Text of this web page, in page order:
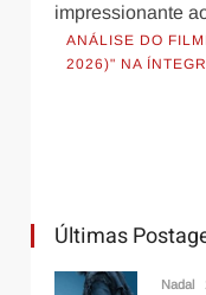
impressionante
ANÁLISE DO
2026)" NA
Últimas
Nadal